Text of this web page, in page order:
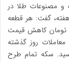
و مصنوعات طلا در
گفت: هر قطعه
جدید با یک میلیون و ١۵٠ هزار تومان کاهش قیمت
روز گذشته
هزار تومان رسید. سکه تمام طرح